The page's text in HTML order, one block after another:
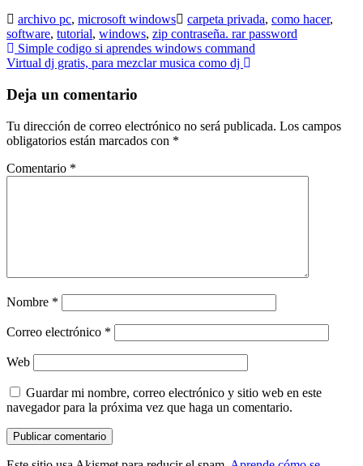
archivo pc, microsoft windows carpeta privada, como hacer,
software, tutorial, windows, zip contraseña. rar password
Navegación
de
entradas
Simple codigo si aprendes windows command
Virtual dj gratis, para mezclar musica como dj
Deja un comentario
Tu dirección de correo electrónico no será publicada. Los campos
obligatorios están marcados con *
Comentario *
Nombre *
Correo electrónico *
Web
Guardar mi nombre, correo electrónico y sitio web en este
navegador para la próxima vez que haga un comentario.